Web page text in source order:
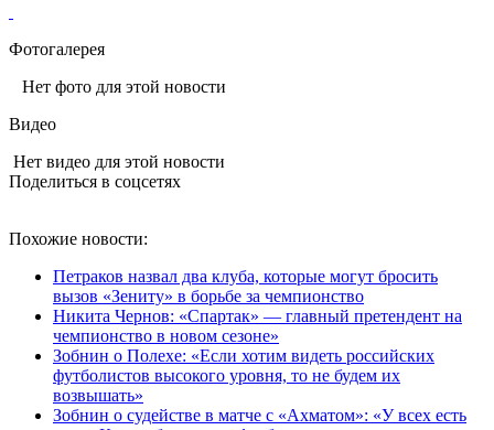
Фотогалерея
Нет фото для этой новости
Видео
Нет видео для этой новости
Поделиться в соцсетях
Похожие новости:
Петраков назвал два клуба, которые могут бросить
вызов «Зениту» в борьбе за чемпионство
Никита Чернов: «Спартак» — главный претендент на
чемпионство в новом сезоне»
Зобнин о Полехе: «Если хотим видеть российских
футболистов высокого уровня, то не будем их
возвышать»
Зобнин о судействе в матче с «Ахматом»: «У всех есть